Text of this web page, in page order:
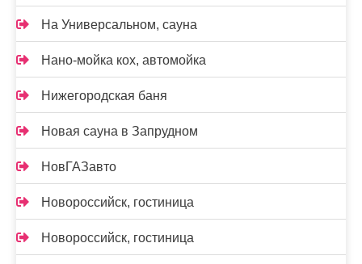
На Универсальном, сауна
Нано-мойка кох, автомойка
Нижегородская баня
Новая сауна в Запрудном
НовГАЗавто
Новороссийск, гостиница
Новороссийск, гостиница